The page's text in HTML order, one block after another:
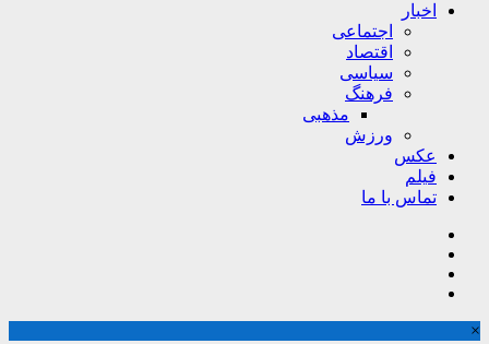
اخبار
اجتماعی
اقتصاد
سیاسی
فرهنگ
مذهبی
ورزش
عکس
فیلم
تماس با ما
×